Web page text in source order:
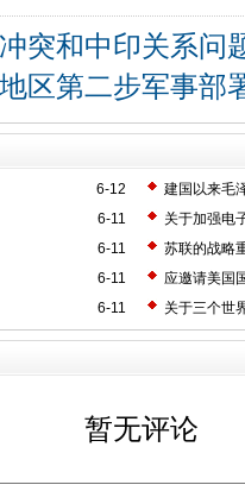
突和中印关系问
区第二步军事部
6-12
建国以来毛
6-11
关于加强电
6-11
苏联的战略
6-11
应邀请美国
6-11
关于三个世
暂无评论